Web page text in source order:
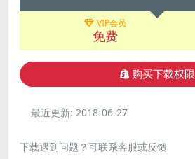
VIP会员
免费
购买下载权限
最近更新: 2018-06-27
下载遇到问题？可联系客服或反馈